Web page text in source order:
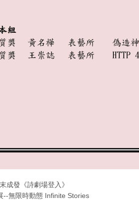
成發《詩劇場登入》
--無限時動態 Infinite Stories